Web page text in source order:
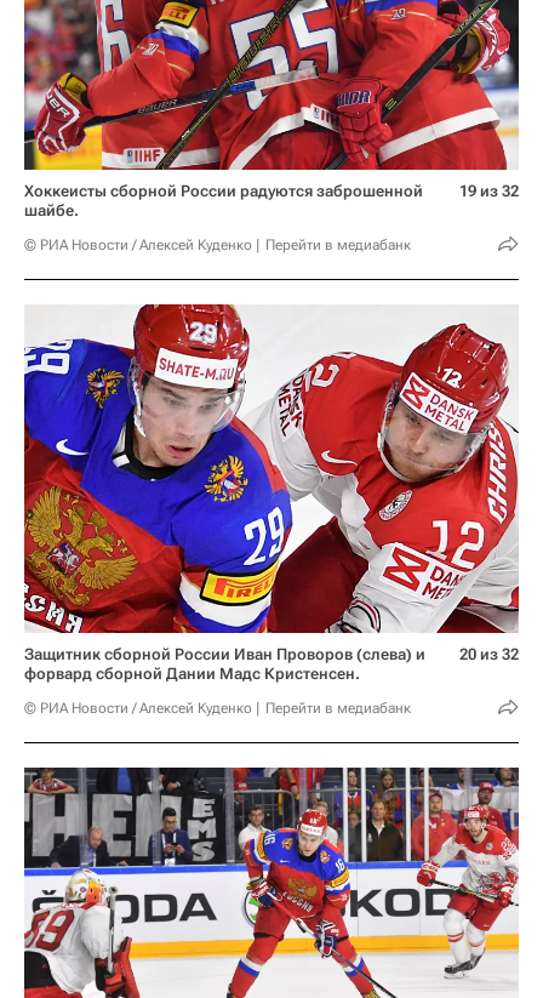
Хоккеисты сборной России радуются заброшенной
шайбе.
© РИА Новости / Алексей Куденко Перейти в медиабанк
19 из 32
Защитник сборной России Иван Проворов (слева) и
форвард сборной Дании Мадс Кристенсен.
© РИА Новости / Алексей Куденко Перейти в медиабанк
20 из 32